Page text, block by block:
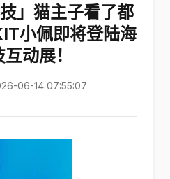
技」猫主子看了都
小佩即将登陆海
动展！
06-14 07:55:07